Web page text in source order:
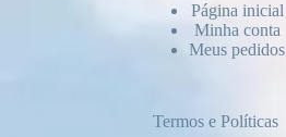
Página inicial
Minha conta
Meus pedidos
Termos e Políticas